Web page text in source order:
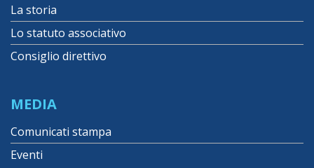
La storia
Lo statuto associativo
Consiglio direttivo
MEDIA
Comunicati stampa
Eventi